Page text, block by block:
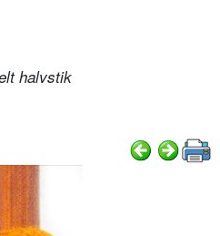
halvstik